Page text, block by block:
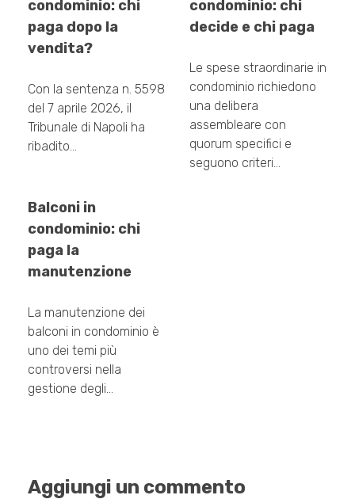
condominio: chi
paga dopo la
vendita?
Con la sentenza n. 5598
del 7 aprile 2026, il
Tribunale di Napoli ha
ribadito…
condominio: chi
decide e chi paga
Le spese straordinarie in
condominio richiedono
una delibera
assembleare con
quorum specifici e
seguono criteri…
Balconi in
condominio: chi
paga la
manutenzione
La manutenzione dei
balconi in condominio è
uno dei temi più
controversi nella
gestione degli…
Aggiungi un commento